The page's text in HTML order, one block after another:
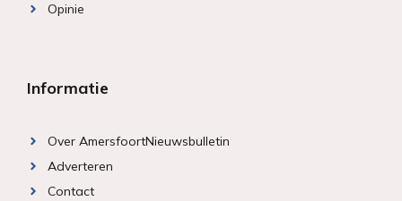
Opinie
Informatie
Over AmersfoortNieuwsbulletin
Adverteren
Contact